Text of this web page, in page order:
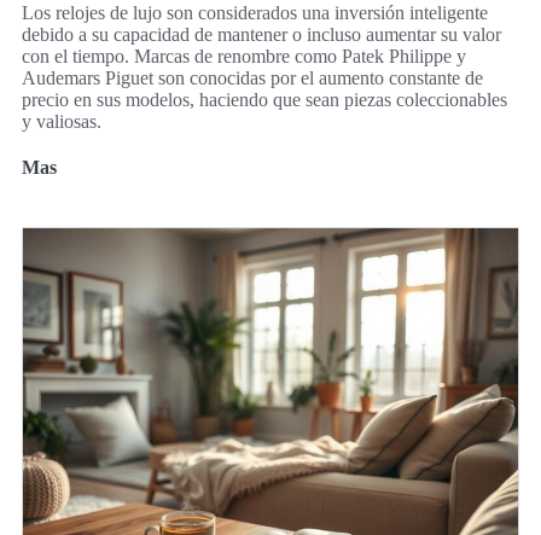
Los relojes de lujo son considerados una inversión inteligente
debido a su capacidad de mantener o incluso aumentar su valor
con el tiempo. Marcas de renombre como Patek Philippe y
Audemars Piguet son conocidas por el aumento constante de
precio en sus modelos, haciendo que sean piezas coleccionables
y valiosas.
Mas